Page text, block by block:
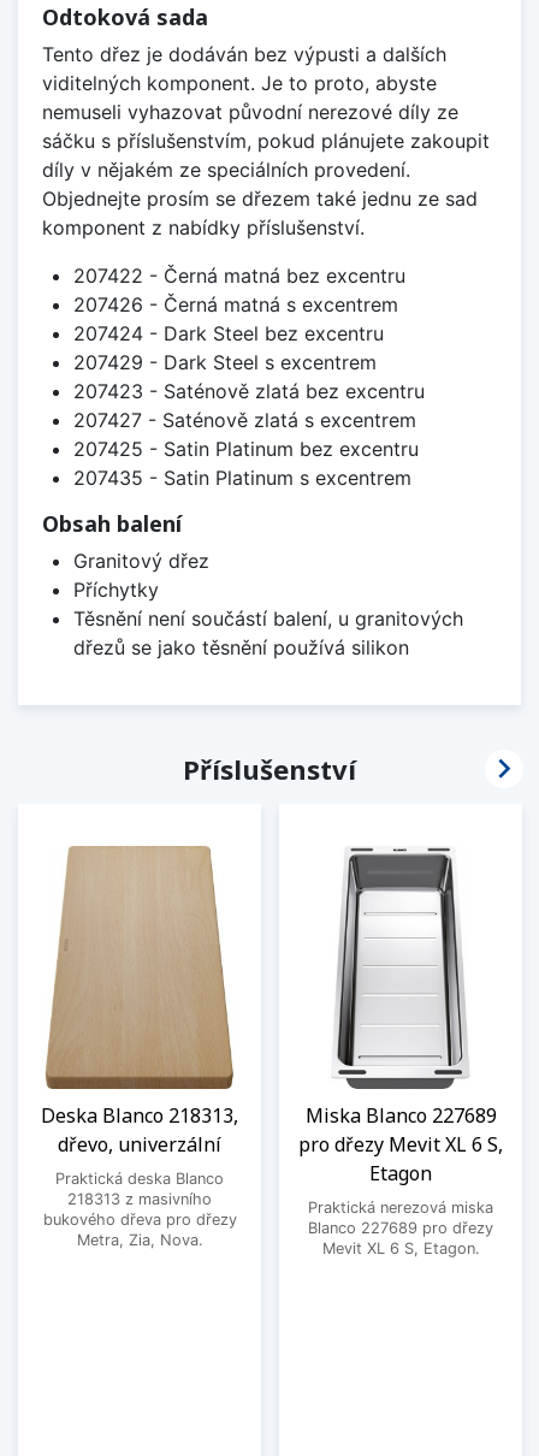
Odtoková sada
Tento dřez je dodáván bez výpusti a dalších
viditelných komponent. Je to proto, abyste
nemuseli vyhazovat původní nerezové díly ze
sáčku s příslušenstvím, pokud plánujete zakoupit
díly v nějakém ze speciálních provedení.
Objednejte prosím se dřezem také jednu ze sad
komponent z nabídky příslušenství.
207422 - Černá matná bez excentru
207426 - Černá matná s excentrem
207424 - Dark Steel bez excentru
207429 - Dark Steel s excentrem
207423 - Saténově zlatá bez excentru
207427 - Saténově zlatá s excentrem
207425 - Satin Platinum bez excentru
207435 - Satin Platinum s excentrem
Obsah balení
Granitový dřez
Příchytky
Těsnění není součástí balení, u granitových
dřezů se jako těsnění používá silikon
Příslušenství
Deska Blanco 218313,
dřevo, univerzální
Praktická deska Blanco
218313 z masivního
bukového dřeva pro dřezy
Metra, Zia, Nova.
Miska Blanco 227689
pro dřezy Mevit XL 6 S,
Etagon
Praktická nerezová miska
Blanco 227689 pro dřezy
Mevit XL 6 S, Etagon.
